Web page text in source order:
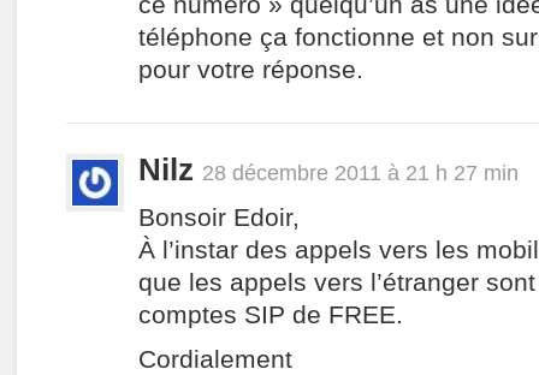
téléphone ça fonctionne et non
pour votre réponse.
Nilz 28 décembre 2011 à 21 h 27 min
Bonsoir Edoir,
À l’instar des appels vers les
que les appels vers l’étranger
comptes SIP de FREE.
Cordialement